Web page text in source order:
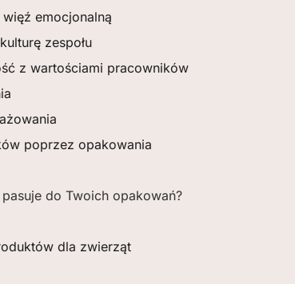
emocjonalną
zespołu
z wartościami pracowników
poprzez opakowania
do Twoich opakowań?
dla zwierząt